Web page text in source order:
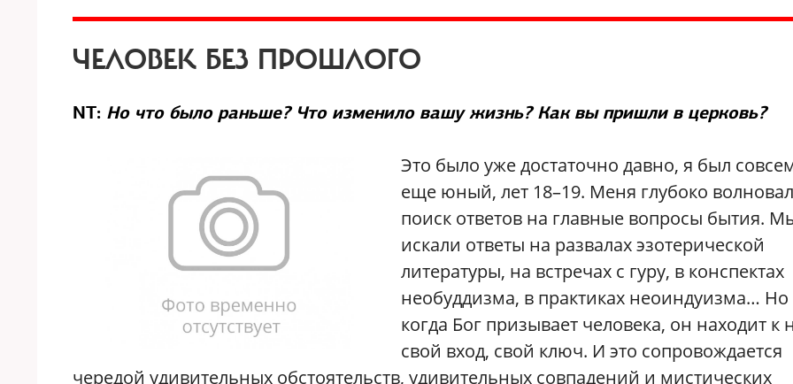
ЧЕЛОВЕК БЕЗ ПРОШЛОГО
NT: Но что было раньше? Что изменило вашу жизнь? Как вы пришли в церковь?
Это было уже достаточно давно, я был
еще юный, лет 18–19. Меня глубоко волновал
поиск ответов на главные вопросы бытия.
искали ответы на развалах эзотерической
литературы, на встречах с гуру, в конспектах
необуддизма, в практиках неоиндуизма… Но
когда Бог призывает человека, он находит к
свой вход, свой ключ. И это сопровождается
чередой удивительных обстоятельств, удивительных совпадений и мистических